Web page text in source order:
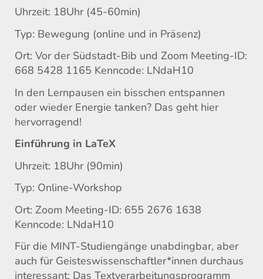
Uhrzeit: 18Uhr (45-60min)
Typ: Bewegung (online und in Präsenz)
Ort: Vor der Südstadt-Bib und Zoom Meeting-ID:
668 5428 1165 Kenncode: LNdaH10
In den Lernpausen ein bisschen entspannen
oder wieder Energie tanken? Das geht hier
hervorragend!
Einführung in LaTeX
Uhrzeit: 18Uhr (90min)
Typ: Online-Workshop
Ort: Zoom Meeting-ID: 655 2676 1638
Kenncode: LNdaH10
Für die MINT-Studiengänge unabdingbar, aber
auch für Geisteswissenschaftler*innen durchaus
interessant: Das Textverarbeitungsprogramm